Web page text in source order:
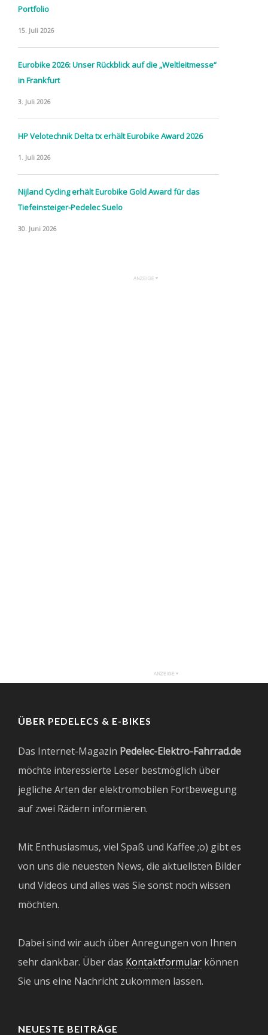
Portfolio
15. Juli 2026
Eurobike 2026: Unser Rückblick auf die „Weltleitmesse“
in Frankfurt
3. Juli 2026
HP Velotechnik Delta tx erhält Eurobike Award 2026
1. Juli 2026
Nijland Cycling erhält Eurobike Gold Award für das
Tiefeinsteiger-Pedelec Suelo
30. Juni 2026
ÜBER PEDELECS & E-BIKES
Das Internet-Magazin Pedelec-Elektro-Fahrrad.de
möchte interessierte Leser bestmöglich über
jegliche Arten der elektromobilen Fortbewegung
auf zwei Rädern informieren.
Mit Enthusiasmus, viel Spaß und Kaffee ;o) gibt es
von uns die neuesten News, die aktuellsten Bilder
und Videos und alles was Sie sonst noch wissen
möchten.
Dabei sind wir auch über Anregungen von Ihnen
sehr dankbar. Über das Kontaktformular können
Sie uns eine Nachricht zukommen lassen.
NEUESTE BEITRÄGE